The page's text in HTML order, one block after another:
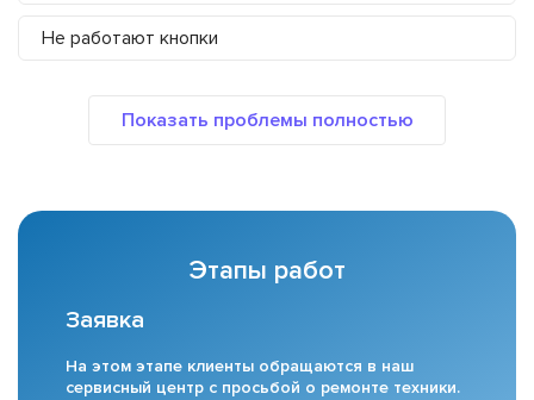
Не работают кнопки
Этапы работ
Заявка
На этом этапе клиенты обращаются в наш
сервисный центр с просьбой о ремонте техники.